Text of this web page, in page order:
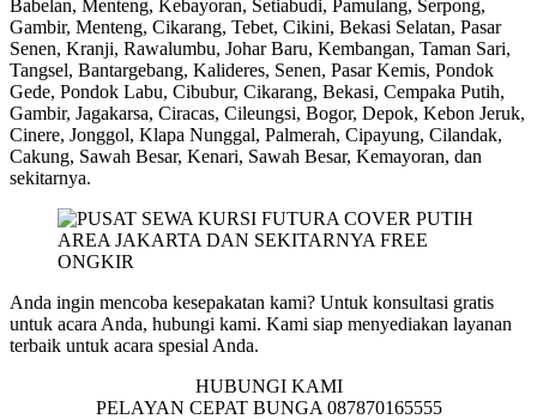
Babelan, Menteng, Kebayoran, Setiabudi, Pamulang, Serpong,
Gambir, Menteng, Cikarang, Tebet, Cikini, Bekasi Selatan, Pasar
Senen, Kranji, Rawalumbu, Johar Baru, Kembangan, Taman Sari,
Tangsel, Bantargebang, Kalideres, Senen, Pasar Kemis, Pondok
Gede, Pondok Labu, Cibubur, Cikarang, Bekasi, Cempaka Putih,
Gambir, Jagakarsa, Ciracas, Cileungsi, Bogor, Depok, Kebon Jeruk,
Cinere, Jonggol, Klapa Nunggal, Palmerah, Cipayung, Cilandak,
Cakung, Sawah Besar, Kenari, Sawah Besar, Kemayoran, dan
sekitarnya.
Anda ingin mencoba kesepakatan kami? Untuk konsultasi gratis
untuk acara Anda, hubungi kami. Kami siap menyediakan layanan
terbaik untuk acara spesial Anda.
HUBUNGI KAMI
PELAYAN CEPAT BUNGA 087870165555